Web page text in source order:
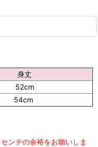
身丈
52cm
54cm
ンチの余裕をお願いしま